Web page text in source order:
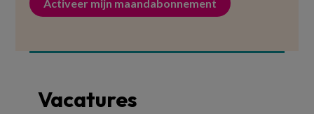
Activeer mijn maandabonnement
Vacatures